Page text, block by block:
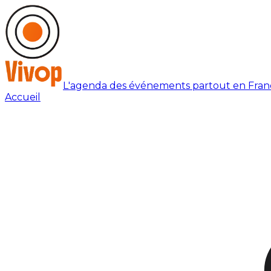
L'agenda des événements partout en
Accueil